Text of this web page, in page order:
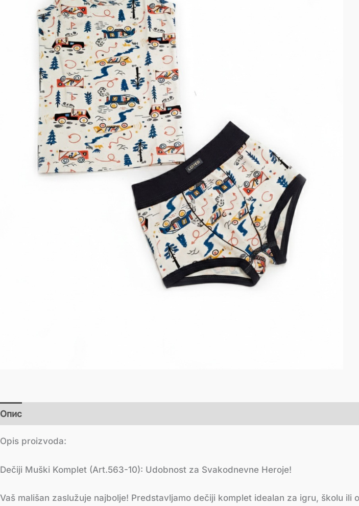
Опис
Opis proizvoda:
Dečiji Muški Komplet (Art.563-10): Udobnost za Svakodnevne Heroje!
Vaš mališan zaslužuje najbolje! Predstavljamo dečiji komplet idealan za igru, školu